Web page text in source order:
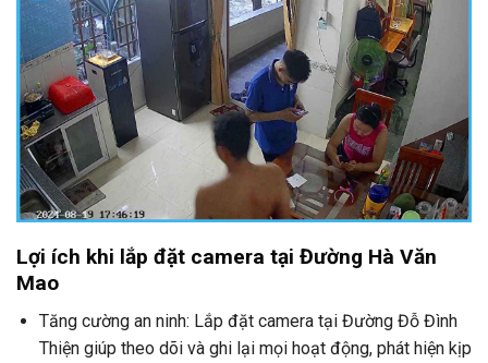
Lợi ích khi lắp đặt camera tại Đường Hà Văn
Mao
Tăng cường an ninh: Lắp đặt camera tại Đường Đỗ Đình
Thiện giúp theo dõi và ghi lại mọi hoạt động, phát hiện kịp